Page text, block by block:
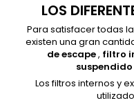
LOS
Para satisfacer todas
existen una gran
de escape, filtro
suspendido
Los filtros internos y